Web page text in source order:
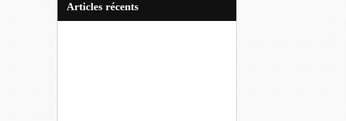
articles récents